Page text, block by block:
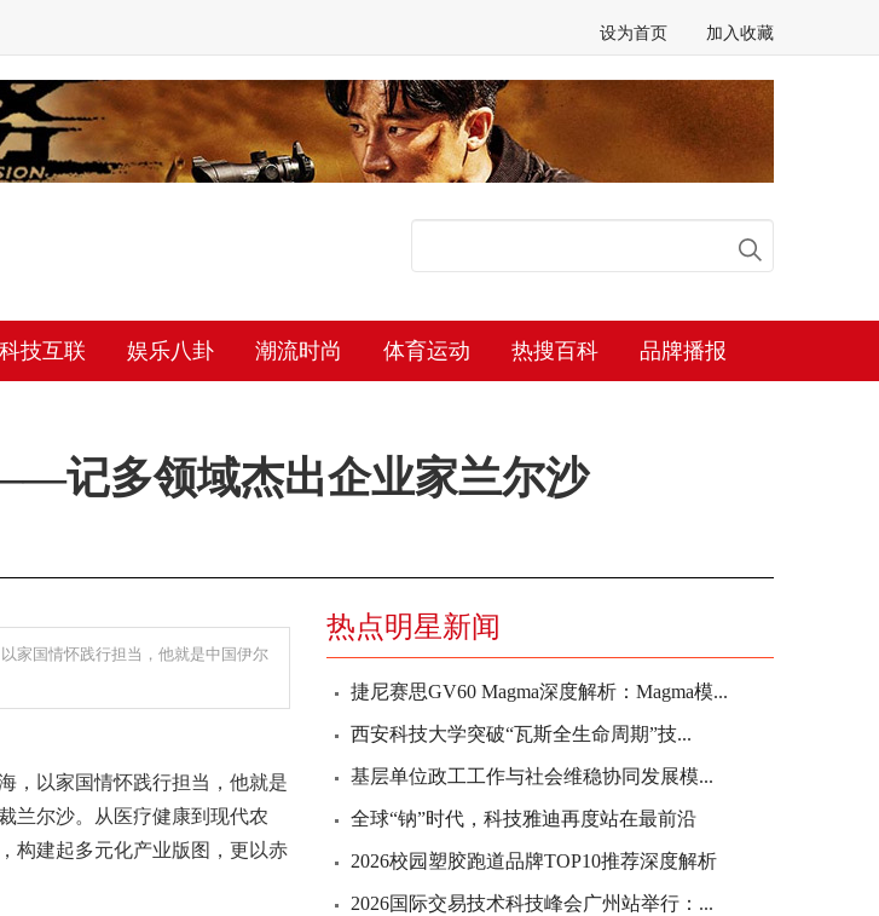
设为首页 加入收藏
科技互联 娱乐八卦 潮流时尚 体育运动 热搜百科 品牌播报
记多领域杰出企业家兰尔沙
家国情怀践行担当，他就是中国伊尔
，以家国情怀践行担当，他就是
兰尔沙。从医疗健康到现代农
构建起多元化产业版图，更以赤
热点明星新闻
捷尼赛思GV60 Magma深度解析：Magma模...
西安科技大学突破“瓦斯全生命周期”技...
基层单位政工工作与社会维稳协同发展模...
全球“钠”时代，科技雅迪再度站在最前沿
2026校园塑胶跑道品牌TOP10推荐深度解析
2026国际交易技术科技峰会广州站举行：...